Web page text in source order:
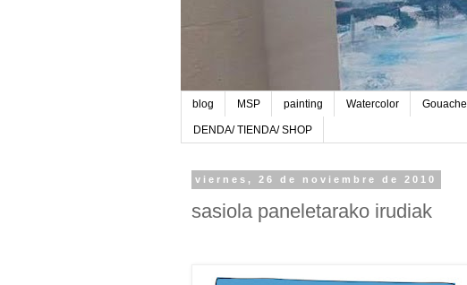
blog MSP painting Watercolor Gouache
DENDA/ TIENDA/ SHOP
viernes, 26 de noviembre de 2010
sasiola paneletarako irudiak